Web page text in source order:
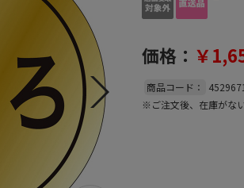
価格： ￥
商品コード：
※ご注文後、在庫がな